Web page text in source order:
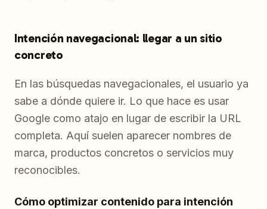
Intención navegacional: llegar a un sitio
concreto
En las búsquedas navegacionales, el usuario ya
sabe a dónde quiere ir. Lo que hace es usar
Google como atajo en lugar de escribir la URL
completa. Aquí suelen aparecer nombres de
marca, productos concretos o servicios muy
reconocibles.
Cómo optimizar contenido para intención